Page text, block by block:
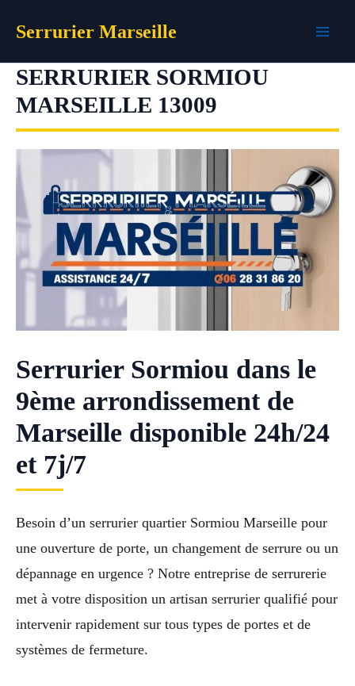
Serrurier Marseille
SERRURIER SORMIOU
MARSEILLE 13009
Serrurier Sormiou dans le
9ème arrondissement de
Marseille disponible 24h/24
et 7j/7
Besoin d’un serrurier quartier Sormiou Marseille pour
une ouverture de porte, un changement de serrure ou un
dépannage en urgence ? Notre entreprise de serrurerie
met à votre disposition un artisan serrurier qualifié pour
intervenir rapidement sur tous types de portes et de
systèmes de fermeture.